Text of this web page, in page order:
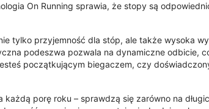
On Running sprawia, że stopy są
tylko przyjemność dla stóp, ale także wysoka
podeszwa pozwala na dynamiczne odbicie,
początkującym biegaczem, czy
porę roku – sprawdzą się zarówno na